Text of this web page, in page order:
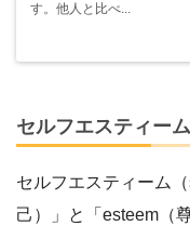
す。他人と比べ...
セルフエスティー
セルフエスティーム
己）」と「esteem（